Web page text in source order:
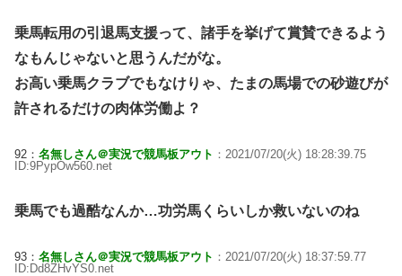
乗馬転用の引退馬支援って、諸手を挙げて賞賛できるよう
なもんじゃないと思うんだがな。
お高い乗馬クラブでもなけりゃ、たまの馬場での砂遊びが
許されるだけの肉体労働よ？
92： 名無しさん＠実況で競馬板アウト ：2021/07/20(火) 18:28:39.75
ID:9PypOw560.net
乗馬でも過酷なんか…功労馬くらいしか救いないのね
93： 名無しさん＠実況で競馬板アウト ：2021/07/20(火) 18:37:59.77
ID:Dd8ZHvYS0.net